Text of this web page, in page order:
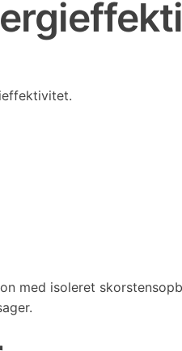
med isoleret